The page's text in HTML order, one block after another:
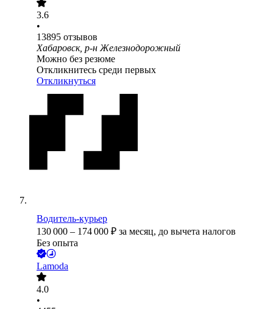
3.6
•
13895 отзывов
Хабаровск, р-н Железнодорожный
Можно без резюме
Откликнитесь среди первых
Откликнуться
Водитель-курьер
130 000 – 174 000 ₽ за месяц, до вычета налогов
Без опыта
Lamoda
4.0
•